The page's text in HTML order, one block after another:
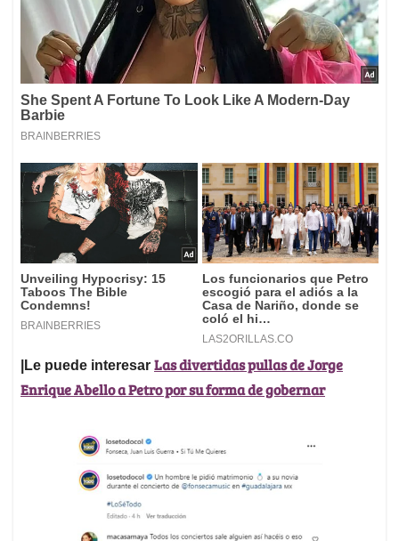
|Le puede interesar Las divertidas pullas de Jorge
Enrique Abello a Petro por su forma de gobernar